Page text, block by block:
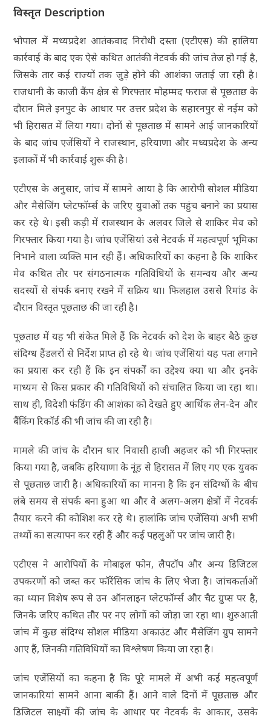
विस्तृत Description
भोपाल में मध्यप्रदेश आतंकवाद निरोधी दस्ता (एटीएस) की हालिया
कार्रवाई के बाद एक ऐसे कथित आतंकी नेटवर्क की जांच तेज हो गई है,
जिसके तार कई राज्यों तक जुड़े होने की आशंका जताई जा रही है।
राजधानी के काजी कैंप क्षेत्र से गिरफ्तार मोहम्मद फराज से पूछताछ के
दौरान मिले इनपुट के आधार पर उत्तर प्रदेश के सहारनपुर से नईम को
भी हिरासत में लिया गया। दोनों से पूछताछ में सामने आई जानकारियों
के बाद जांच एजेंसियों ने राजस्थान, हरियाणा और मध्यप्रदेश के अन्य
इलाकों में भी कार्रवाई शुरू की है।
एटीएस के अनुसार, जांच में सामने आया है कि आरोपी सोशल मीडिया
और मैसेजिंग प्लेटफॉर्म्स के जरिए युवाओं तक पहुंच बनाने का प्रयास
कर रहे थे। इसी कड़ी में राजस्थान के अलवर जिले से शाकिर मेव को
गिरफ्तार किया गया है। जांच एजेंसियां उसे नेटवर्क में महत्वपूर्ण भूमिका
निभाने वाला व्यक्ति मान रही हैं। अधिकारियों का कहना है कि शाकिर
मेव कथित तौर पर संगठनात्मक गतिविधियों के समन्वय और अन्य
सदस्यों से संपर्क बनाए रखने में सक्रिय था। फिलहाल उससे रिमांड के
दौरान विस्तृत पूछताछ की जा रही है।
पूछताछ में यह भी संकेत मिले हैं कि नेटवर्क को देश के बाहर बैठे कुछ
संदिग्ध हैंडलरों से निर्देश प्राप्त हो रहे थे। जांच एजेंसियां यह पता लगाने
का प्रयास कर रही हैं कि इन संपर्कों का उद्देश्य क्या था और इनके
माध्यम से किस प्रकार की गतिविधियों को संचालित किया जा रहा था।
साथ ही, विदेशी फंडिंग की आशंका को देखते हुए आर्थिक लेन-देन और
बैंकिंग रिकॉर्ड की भी जांच की जा रही है।
मामले की जांच के दौरान धार निवासी हाजी अहजर को भी गिरफ्तार
किया गया है, जबकि हरियाणा के नूंह से हिरासत में लिए गए एक युवक
से पूछताछ जारी है। अधिकारियों का मानना है कि इन संदिग्धों के बीच
लंबे समय से संपर्क बना हुआ था और वे अलग-अलग क्षेत्रों में नेटवर्क
तैयार करने की कोशिश कर रहे थे। हालांकि जांच एजेंसियां अभी सभी
तथ्यों का सत्यापन कर रही हैं और कई पहलुओं पर जांच जारी है।
एटीएस ने आरोपियों के मोबाइल फोन, लैपटॉप और अन्य डिजिटल
उपकरणों को जब्त कर फॉरेंसिक जांच के लिए भेजा है। जांचकर्ताओं
का ध्यान विशेष रूप से उन ऑनलाइन प्लेटफॉर्म्स और चैट ग्रुप्स पर है,
जिनके जरिए कथित तौर पर नए लोगों को जोड़ा जा रहा था। शुरुआती
जांच में कुछ संदिग्ध सोशल मीडिया अकाउंट और मैसेजिंग ग्रुप सामने
आए हैं, जिनकी गतिविधियों का विश्लेषण किया जा रहा है।
जांच एजेंसियों का कहना है कि पूरे मामले में अभी कई महत्वपूर्ण
जानकारियां सामने आना बाकी हैं। आने वाले दिनों में पूछताछ और
डिजिटल साक्ष्यों की जांच के आधार पर नेटवर्क के आकार, उसके